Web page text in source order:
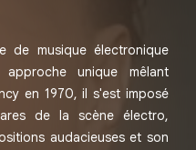
de musique électronique
unique mêlant
en 1970, il s'est imposé
de la scène électro,
audacieuses et son